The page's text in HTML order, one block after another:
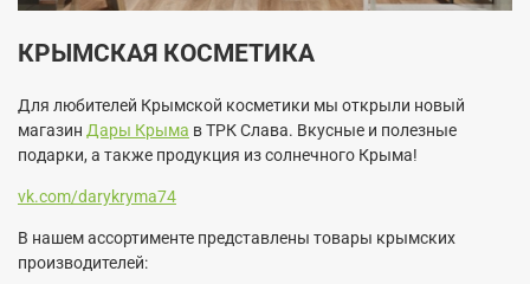
КРЫМСКАЯ КОСМЕТИКА
Для любителей Крымской косметики мы открыли новый
магазин Дары Крыма в ТРК Слава. Вкусные и полезные
подарки, а также продукция из солнечного Крыма!
vk.com/darykryma74
В нашем ассортименте представлены товары крымских
производителей: